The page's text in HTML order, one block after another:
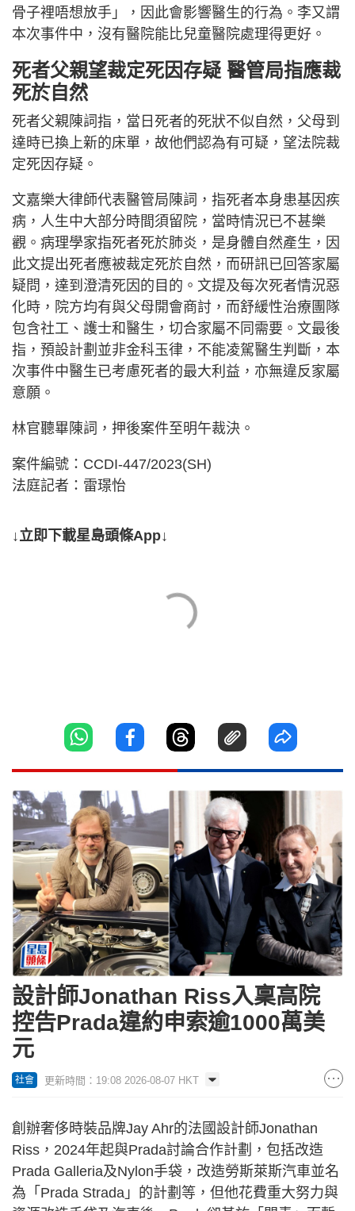
骨子裡唔想放手」，因此會影響醫生的行為。李又謂
本次事件中，沒有醫院能比兒童醫院處理得更好。
死者父親望裁定死因存疑 醫管局指應裁
死於自然
死者父親陳詞指，當日死者的死狀不似自然，父母到
達時已換上新的床單，故他們認為有可疑，望法院裁
定死因存疑。
文嘉樂大律師代表醫管局陳詞，指死者本身患基因疾
病，人生中大部分時間須留院，當時情況已不甚樂
觀。病理學家指死者死於肺炎，是身體自然產生，因
此文提出死者應被裁定死於自然，而研訊已回答家屬
疑問，達到澄清死因的目的。文提及每次死者情況惡
化時，院方均有與父母開會商討，而舒緩性治療團隊
包含社工、護士和醫生，切合家屬不同需要。文最後
指，預設計劃並非金科玉律，不能凌駕醫生判斷，本
次事件中醫生已考慮死者的最大利益，亦無違反家屬
意願。
林官聽畢陳詞，押後案件至明午裁決。
案件編號：CCDI-447/2023(SH)
法庭記者：雷璟怡
↓立即下載星島頭條App↓
設計師Jonathan Riss入稟高院
控告Prada違約申索逾1000萬美
元
社會 更新時間：19:08 2026-08-07 HKT
創辦奢侈時裝品牌Jay Ahr的法國設計師Jonathan
Riss，2024年起與Prada討論合作計劃，包括改造
Prada Galleria及Nylon手袋，改造勞斯萊斯汽車並名
為「Prada Strada」的計劃等，但他花費重大努力與